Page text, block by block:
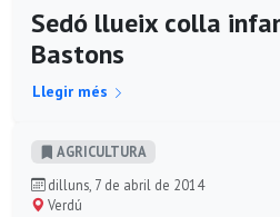
Sedó llueix colla
Bastons
Llegir més
AGRICULTURA
dilluns, 7 de abril de 2014
Verdú